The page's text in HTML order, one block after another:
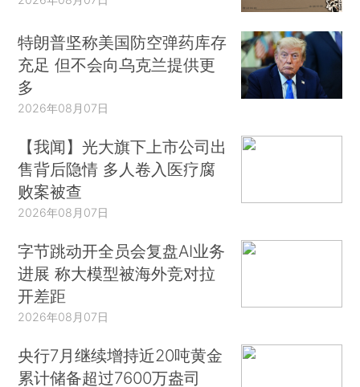
特朗普坚称美国防空弹药库存
充足 但不会向乌克兰提供更
多
2026年08月07日
【我闻】光大旗下上市公司出
售背后隐情 多人卷入医疗腐
败案被查
2026年08月07日
字节跳动开全员会复盘AI业务
进展 称大模型被海外竞对拉
开差距
2026年08月07日
央行7月继续增持近20吨黄金
累计储备超过7600万盎司